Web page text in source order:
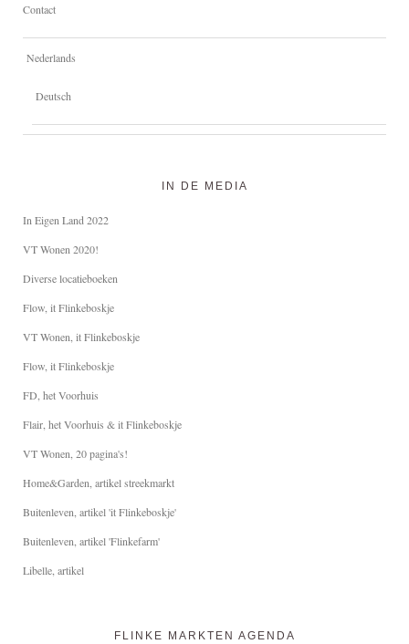
Contact
Nederlands
Deutsch
IN DE MEDIA
In Eigen Land 2022
VT Wonen 2020!
Diverse locatieboeken
Flow, it Flinkeboskje
VT Wonen, it Flinkeboskje
Flow, it Flinkeboskje
FD, het Voorhuis
Flair, het Voorhuis & it Flinkeboskje
VT Wonen, 20 pagina's!
Home&Garden, artikel streekmarkt
Buitenleven, artikel 'it Flinkeboskje'
Buitenleven, artikel 'Flinkefarm'
Libelle, artikel
FLINKE MARKTEN AGENDA